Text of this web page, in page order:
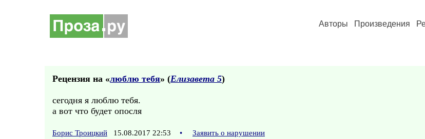
Авторы Произведения
Рецензия на «люблю тебя» (Елизавета 5)
сегодня я люблю тебя.
а вот что будет опосля
Борис Троицкий 15.08.2017 22:53 • Заявить о нарушении